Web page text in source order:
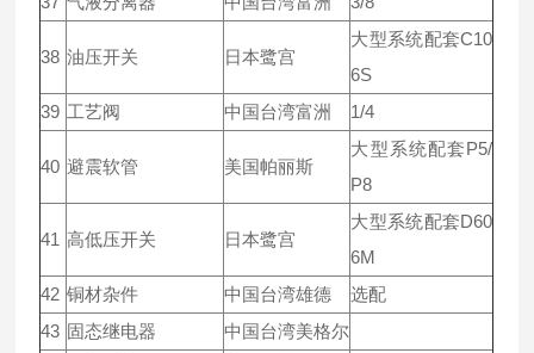
38 油压开关 日本鹭宫
大型系统配套C10
6S
39 工艺阀 中国台湾富洲 1/4
40 避震软管 美国帕丽斯
大型系统配套P5/
P8
41 高低压开关 日本鹭宫
大型系统配套D60
6M
42 铜材杂件 中国台湾雄德
选配
43 固态继电器
中国台湾美格尔